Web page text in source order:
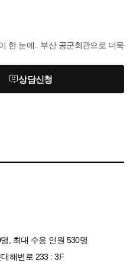
한 눈에.. 부산 공군회관으로 더욱
상담신청
, 최대 수용 인원 530명
해변로 233 : 3F